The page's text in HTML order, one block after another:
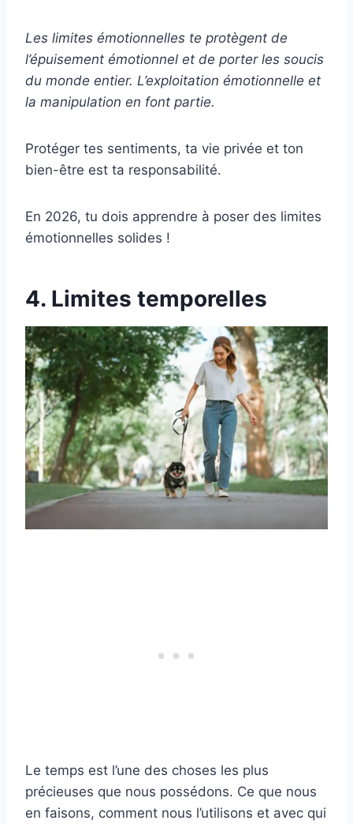
Les limites émotionnelles te protègent de
l’épuisement émotionnel et de porter les soucis
du monde entier. L’exploitation émotionnelle et
la manipulation en font partie.
Protéger tes sentiments, ta vie privée et ton
bien-être est ta responsabilité.
En 2026, tu dois apprendre à poser des limites
émotionnelles solides !
4. Limites temporelles
Le temps est l’une des choses les plus
précieuses que nous possédons. Ce que nous
en faisons, comment nous l’utilisons et avec qui